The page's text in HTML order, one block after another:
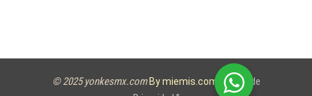
© 2025 yonkesmx.com By miemis.com
Aviso de